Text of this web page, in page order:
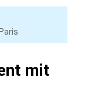
mit